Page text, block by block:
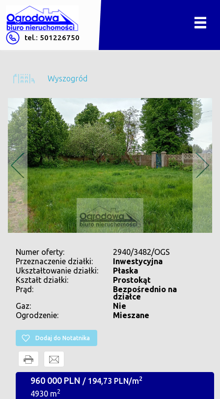
tel.: 501226750
Wyszogród
Numer oferty:
2940/3482/OGS
Przeznaczenie działki:
Inwestycyjna
Ukształtowanie działki:
Płaska
Kształt działki:
Prostokąt
Prąd:
Bezpośrednio na
działce
Gaz:
Nie
Ogrodzenie:
Mieszane
Dodaj do Notatnika
960 000 PLN / 194,73 PLN/m2
4930 m2